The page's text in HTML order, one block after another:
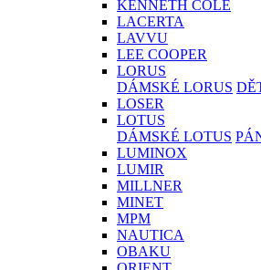
KENNETH COLE
LACERTA
LAVVU
LEE COOPER
LORUS
DÁMSKÉ LORUS
LOSER
LOTUS
DÁMSKÉ LOTUS
LUMINOX
LUMIR
MILLNER
MINET
MPM
NAUTICA
OBAKU